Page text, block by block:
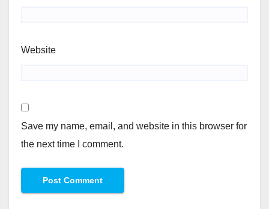
Website
Save my name, email, and website in this browser for
the next time I comment.